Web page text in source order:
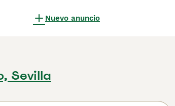
Nuevo anuncio
Sevilla